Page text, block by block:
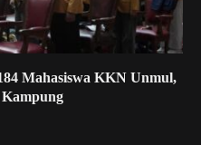
Mahasiswa KKN Unmul,